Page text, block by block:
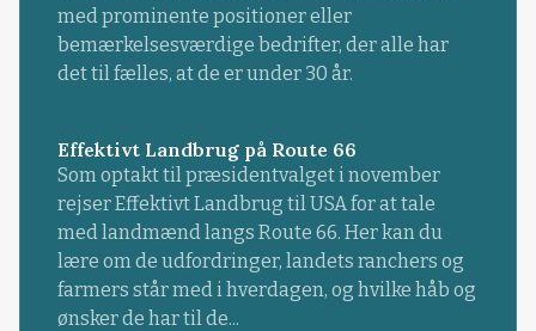
med prominente positioner eller
bemærkelsesværdige bedrifter, der alle har
det til fælles, at de er under 30 år.
Effektivt Landbrug på Route 66
Som optakt til præsidentvalget i november
rejser Effektivt Landbrug til USA for at tale
med landmænd langs Route 66. Her kan du
lære om de udfordringer, landets ranchers og
farmers står med i hverdagen, og hvilke håb og
ønsker de har til de...